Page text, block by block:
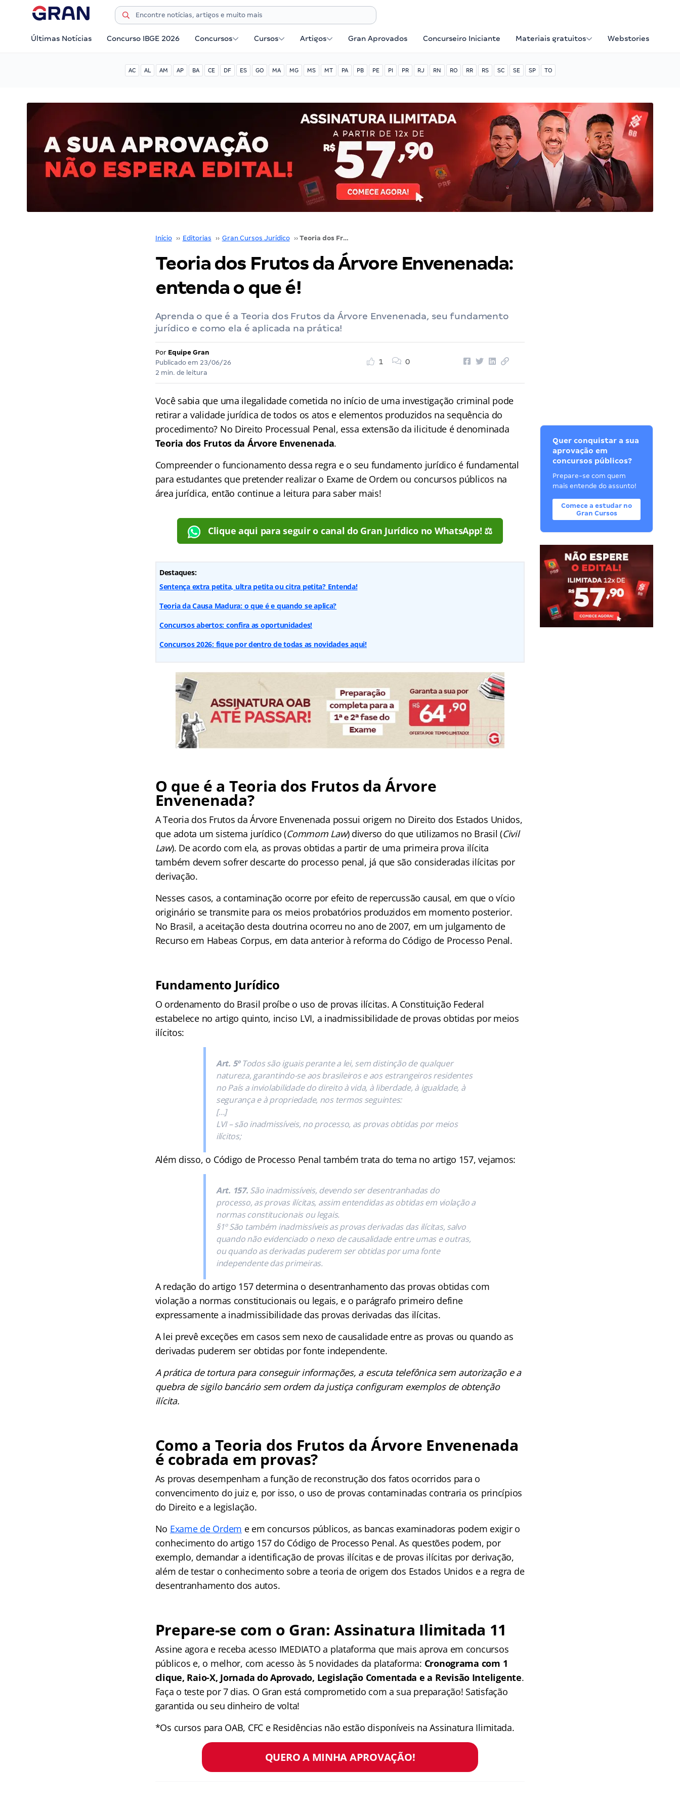
Últimas Notícias Concurso IBGE 2026 Concursos Cursos Artigos Gran Aprovados Concurseiro Iniciante Materiais gratuitos Webstories
AC AL AM AP BA CE DF ES GO MA MG MS MT PA PB PE PI PR RJ RN RO RR RS SC SE SP TO
Início ›› Editorias ›› Gran Cursos Jurídico ›› Teoria dos Frutos da Árvore Envenenada: entenda o que é!
Teoria dos Frutos da Árvore Envenenada:
entenda o que é!
Aprenda o que é a Teoria dos Frutos da Árvore Envenenada, seu fundamento
jurídico e como ela é aplicada na prática!
Por Equipe Gran
Publicado em 23/06/26
2 min. de leitura
1 0
Você sabia que uma ilegalidade cometida no início de uma investigação criminal pode
retirar a validade jurídica de todos os atos e elementos produzidos na sequência do
procedimento? No Direito Processual Penal, essa extensão da ilicitude é denominada
Teoria dos Frutos da Árvore Envenenada.
Compreender o funcionamento dessa regra e o seu fundamento jurídico é fundamental
para estudantes que pretender realizar o Exame de Ordem ou concursos públicos na
área jurídica, então continue a leitura para saber mais!
Clique aqui para seguir o canal do Gran Jurídico no WhatsApp! ⚖️
Destaques:
Sentença extra petita, ultra petita ou citra petita? Entenda!
Teoria da Causa Madura: o que é e quando se aplica?
Concursos abertos: confira as oportunidades!
Concursos 2026: fique por dentro de todas as novidades aqui!
O que é a Teoria dos Frutos da Árvore
Envenenada?
A Teoria dos Frutos da Árvore Envenenada possui origem no Direito dos Estados Unidos,
que adota um sistema jurídico (Commom Law) diverso do que utilizamos no Brasil (Civil
Law). De acordo com ela, as provas obtidas a partir de uma primeira prova ilícita
também devem sofrer descarte do processo penal, já que são consideradas ilícitas por
derivação.
Nesses casos, a contaminação ocorre por efeito de repercussão causal, em que o vício
originário se transmite para os meios probatórios produzidos em momento posterior.
No Brasil, a aceitação desta doutrina ocorreu no ano de 2007, em um julgamento de
Recurso em Habeas Corpus, em data anterior à reforma do Código de Processo Penal.
Fundamento Jurídico
O ordenamento do Brasil proíbe o uso de provas ilícitas. A Constituição Federal
estabelece no artigo quinto, inciso LVI, a inadmissibilidade de provas obtidas por meios
ilícitos:
Art. 5ºTodos são iguais perante a lei, sem distinção de qualquer
natureza, garantindo-se aos brasileiros e aos estrangeiros residentes
no País a inviolabilidade do direito à vida, à liberdade, à igualdade, à
segurança e à propriedade, nos termos seguintes:
[…]
LVI – são inadmissíveis, no processo, as provas obtidas por meios
ilícitos;
Além disso, o Código de Processo Penal também trata do tema no artigo 157, vejamos:
Art. 157. São inadmissíveis, devendo ser desentranhadas do
processo, as provas ilícitas, assim entendidas as obtidas em violação a
normas constitucionais ou legais.
§1º São também inadmissíveis as provas derivadas das ilícitas, salvo
quando não evidenciado o nexo de causalidade entre umas e outras,
ou quando as derivadas puderem ser obtidas por uma fonte
independente das primeiras.
A redação do artigo 157 determina o desentranhamento das provas obtidas com
violação a normas constitucionais ou legais, e o parágrafo primeiro define
expressamente a inadmissibilidade das provas derivadas das ilícitas.
A lei prevê exceções em casos sem nexo de causalidade entre as provas ou quando as
derivadas puderem ser obtidas por fonte independente.
A prática de tortura para conseguir informações, a escuta telefônica sem autorização e a
quebra de sigilo bancário sem ordem da justiça configuram exemplos de obtenção
ilícita.
Como a Teoria dos Frutos da Árvore Envenenada
é cobrada em provas?
As provas desempenham a função de reconstrução dos fatos ocorridos para o
convencimento do juiz e, por isso, o uso de provas contaminadas contraria os princípios
do Direito e a legislação.
No Exame de Ordem e em concursos públicos, as bancas examinadoras podem exigir o
conhecimento do artigo 157 do Código de Processo Penal. As questões podem, por
exemplo, demandar a identificação de provas ilícitas e de provas ilícitas por derivação,
além de testar o conhecimento sobre a teoria de origem dos Estados Unidos e a regra de
desentranhamento dos autos.
Prepare-se com o Gran: Assinatura Ilimitada 11
Assine agora e receba acesso IMEDIATO a plataforma que mais aprova em concursos
públicos e, o melhor, com acesso às 5 novidades da plataforma: Cronograma com 1
clique, Raio-X, Jornada do Aprovado, Legislação Comentada e a Revisão Inteligente.
Faça o teste por 7 dias. O Gran está comprometido com a sua preparação! Satisfação
garantida ou seu dinheiro de volta!
*Os cursos para OAB, CFC e Residências não estão disponíveis na Assinatura Ilimitada.
QUERO A MINHA APROVAÇÃO!
Quer conquistar a sua
aprovação em
concursos públicos?
Prepare-se com quem
mais entende do assunto!
Comece a estudar no
Gran Cursos